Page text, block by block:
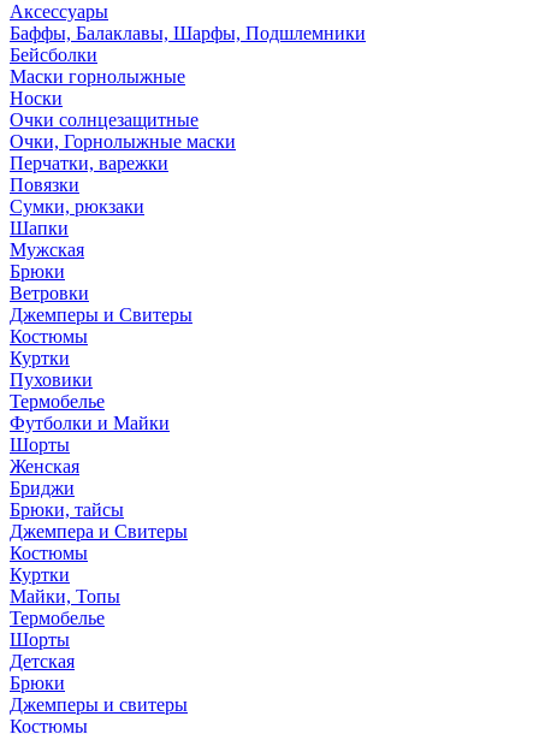
Аксессуары
Баффы, Балаклавы, Шарфы, Подшлемники
Бейсболки
Маски горнолыжные
Носки
Очки солнцезащитные
Очки, Горнолыжные маски
Перчатки, варежки
Повязки
Сумки, рюкзаки
Шапки
Мужская
Брюки
Ветровки
Джемперы и Свитеры
Костюмы
Куртки
Пуховики
Термобелье
Футболки и Майки
Шорты
Женская
Бриджи
Брюки, тайсы
Джемпера и Свитеры
Костюмы
Куртки
Майки, Топы
Термобелье
Шорты
Детская
Брюки
Джемперы и свитеры
Костюмы